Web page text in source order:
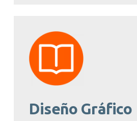
Diseño Gráfico